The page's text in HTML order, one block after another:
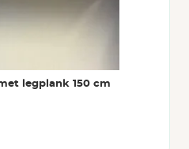
legplank 150 cm